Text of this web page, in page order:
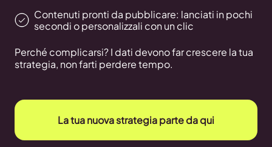
Contenuti pronti da pubblicare: lanciati in pochi
secondi o personalizzali con un clic
Perché complicarsi? I dati devono far crescere la tua
strategia, non farti perdere tempo.
La tua nuova strategia parte da qui